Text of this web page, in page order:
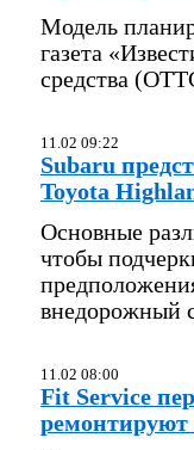
Модель
газета
средства
11.02 09:22
Subaru
Toyota
Основные
чтобы
внедорожный
11.02 08:00
Fit Service
ремонтируют